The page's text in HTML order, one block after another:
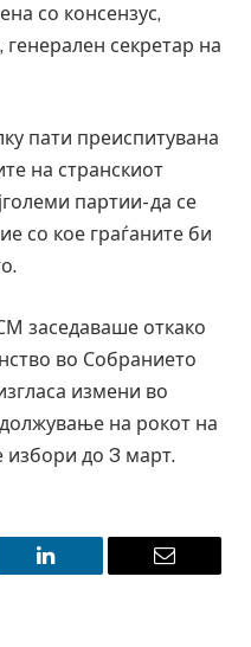
со консензус,
секретар на
пати преиспитувана
на странскиот
партии- да се
со кое граѓаните би
заседаваше откако
во Собранието
измени во
на рокот на
избори до 3 март.
LinkedIn Email